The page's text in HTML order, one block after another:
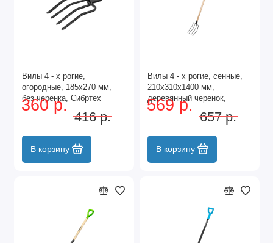
Вилы 4 - х рогие,
огородные, 185х270 мм,
без черенка, Сибртех
360 р.
416 р.
В корзину
Вилы 4 - х рогие, сенные,
210х310х1400 мм,
деревянный черенок,
Сибртех
569 р.
657 р.
В корзину